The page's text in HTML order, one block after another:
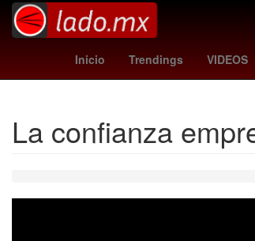
Inicio Trendings VIDEOS
Epidemiología Perú celular nokia 1100
La confianza